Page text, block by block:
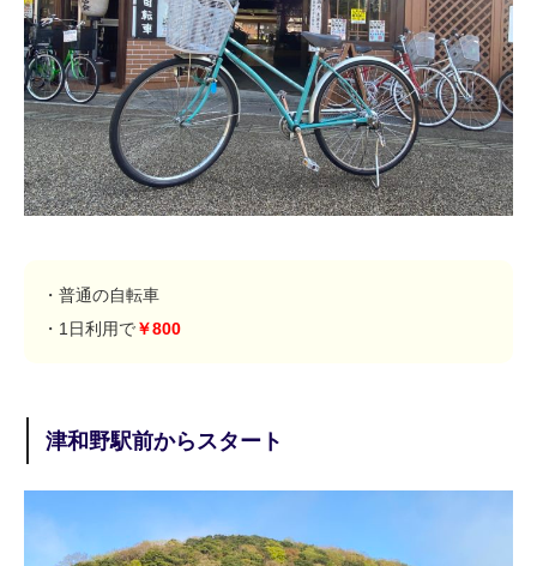
・普通の自転車
・1日利用で￥800
津和野駅前からスタート